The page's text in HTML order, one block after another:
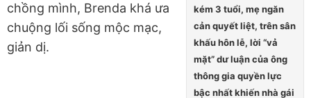
kém 3 tuổi, mẹ ngăn
cản quyết liệt, trên sân
khấu hôn lễ, lời “vả
mặt” dư luận của ông
thông gia quyền lực
bậc nhất khiến nhà gái
chồng mình, Brenda khá ưa
chuộng lối sống mộc mạc,
giản dị.